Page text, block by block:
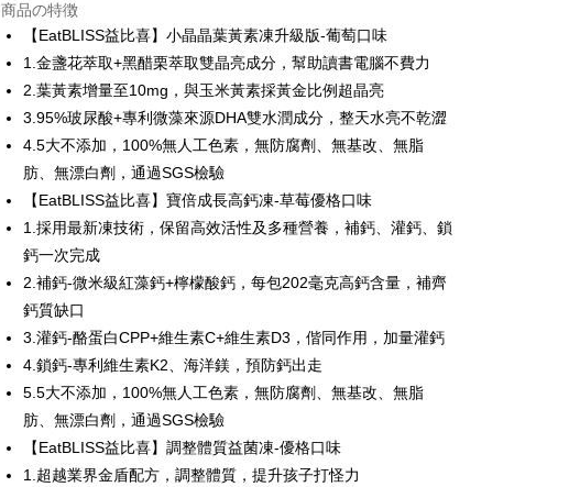
LINE Pay
Apple Pay
Easy Wallet
Google Pay
Plus Pay
一、 AFTEE代金後払いについて
1.お支払い方法でAFTEE代金後払いを選択すると、携帯電話認証ウィン
ドウが表示されます。
2.SMSで認証してお支払い手続を進めてください。
3.注文するときのお支払いは不要です。商品はご指定の住所に配送されま
す。
4.ご注文が完了すると、携帯に支払い通知のSMSが届きます。アプリ会
員の場合は、AFTEE アプリプッシュ通知が届きます。
5.商品受け取り時のお支払いは不要です。商品を確かめてから、SMSま
ATM払い
配送方法
全家付款取貨
配送毎にNT$100、NT$600以上で送料無料
商品の特徴
【EatBLISS益比喜】小晶晶葉黃素凍升級版-葡萄口味
1.金盞花萃取+黑醋栗萃取雙晶亮成分，幫助讀書電腦不費力
2.葉黃素增量至10mg，與玉米黃素採黃金比例超晶亮
3.95%玻尿酸+專利微藻來源DHA雙水潤成分，整天水亮不乾澀
4.5大不添加，100%無人工色素，無防腐劑、無基改、無脂
肪、無漂白劑，通過SGS檢驗
【EatBLISS益比喜】寶倍成長高鈣凍-草莓優格口味
1.採用最新凍技術，保留高效活性及多種營養，補鈣、灌鈣、鎖
鈣一次完成
2.補鈣-微米級紅藻鈣+檸檬酸鈣，每包202毫克高鈣含量，補齊
鈣質缺口
3.灌鈣-酪蛋白CPP+維生素C+維生素D3，偕同作用，加量灌鈣
4.鎖鈣-專利維生素K2、海洋鎂，預防鈣出走
5.5大不添加，100%無人工色素，無防腐劑、無基改、無脂
肪、無漂白劑，通過SGS檢驗
【EatBLISS益比喜】調整體質益菌凍-優格口味
1.超越業界金盾配方，調整體質，提升孩子打怪力